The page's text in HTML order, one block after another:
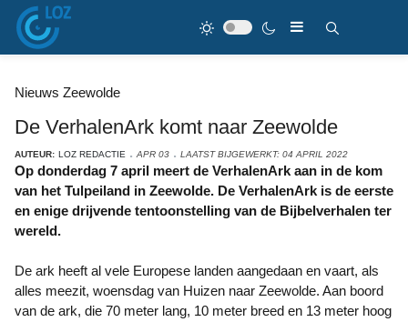
Nieuws Zeewolde
De VerhalenArk komt naar Zeewolde
AUTEUR: LOZ REDACTIE APR 03 LAATST BIJGEWERKT: 04 APRIL 2022
Op donderdag 7 april meert de VerhalenArk aan in de kom
van het Tulpeiland in Zeewolde. De VerhalenArk is de eerste
en enige drijvende tentoonstelling van de Bijbelverhalen ter
wereld.
De ark heeft al vele Europese landen aangedaan en vaart, als
alles meezit, woensdag van Huizen naar Zeewolde. Aan boord
van de ark, die 70 meter lang, 10 meter breed en 13 meter hoog